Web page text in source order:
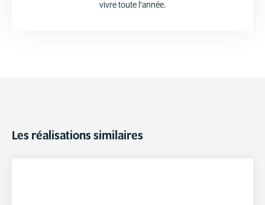
vivre toute l’année.
Les réalisations similaires